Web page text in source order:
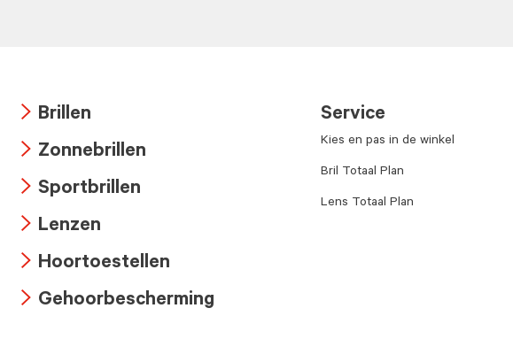
icon
Brillen
icon
Zonnebrillen
icon
Sportbrillen
icon
Lenzen
icon
Hoortoestellen
Gehoorbescherming
Service
Kies en pas in de winkel
Bril Totaal Plan
Lens Totaal Plan